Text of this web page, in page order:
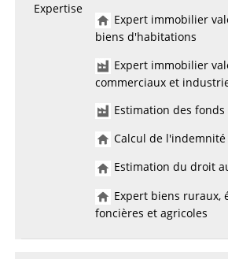
Expertise
Expert immobilier
biens d'habitations
Expert immobilier
commerciaux et
Estimation des
Calcul de
Estimation du droit
Expert biens ruraux,
foncières et agricoles